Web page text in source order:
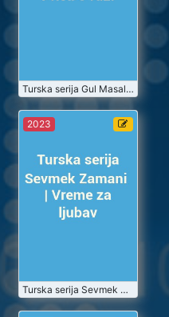
Turska serija Gul Masali | Priča o ruži
2023-07-01
2023
Turska serija Sevmek Zamani | Vreme za ljubav
Turska serija
Zamani |
Vreme za
ljubav
2023-07
2023-07-01